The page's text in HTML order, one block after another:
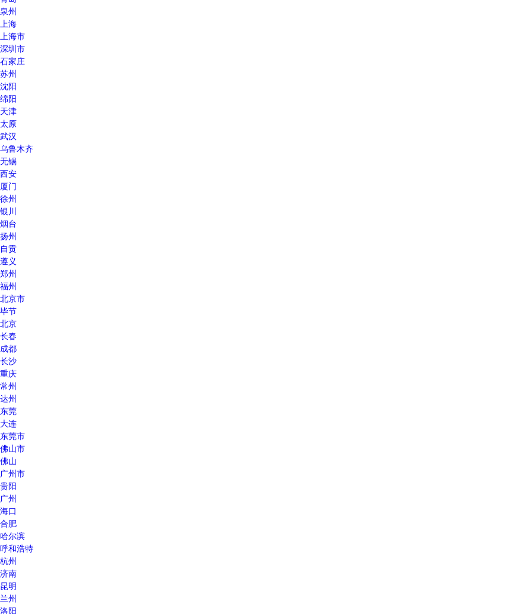
泉州
上海
上海市
深圳市
石家庄
苏州
沈阳
绵阳
天津
太原
武汉
乌鲁木齐
无锡
西安
厦门
徐州
银川
烟台
扬州
自贡
遵义
郑州
福州
北京市
毕节
北京
长春
成都
长沙
重庆
常州
达州
东莞
大连
东莞市
佛山市
佛山
广州市
贵阳
广州
海口
合肥
哈尔滨
呼和浩特
杭州
济南
昆明
兰州
洛阳